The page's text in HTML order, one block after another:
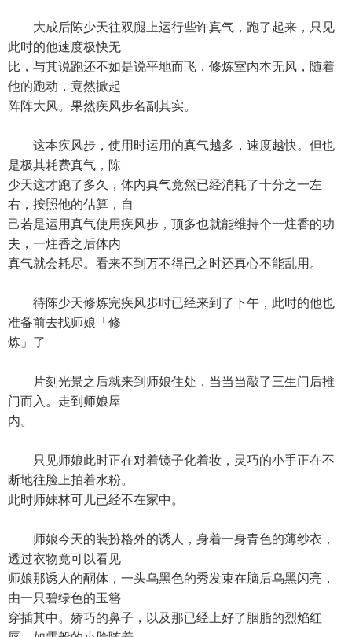
大成后陈少天往双腿上运行些许真气，跑了起来，只见
此时的他速度极快无
比，与其说跑还不如是说平地而飞，修炼室内本无风，随着
他的跑动，竟然掀起
阵阵大风。果然疾风步名副其实。
这本疾风步，使用时运用的真气越多，速度越快。但也
是极其耗费真气，陈
少天这才跑了多久，体内真气竟然已经消耗了十分之一左
右，按照他的估算，自
己若是运用真气使用疾风步，顶多也就能维持个一炷香的功
夫，一炷香之后体内
真气就会耗尽。看来不到万不得已之时还真心不能乱用。
待陈少天修炼完疾风步时已经来到了下午，此时的他也
准备前去找师娘「修
炼」了
片刻光景之后就来到师娘住处，当当当敲了三生门后推
门而入。走到师娘屋
内。
只见师娘此时正在对着镜子化着妆，灵巧的小手正在不
断地往脸上拍着水粉。
此时师妹林可儿已经不在家中。
师娘今天的装扮格外的诱人，身着一身青色的薄纱衣，
透过衣物竟可以看见
师娘那诱人的酮体，一头乌黑色的秀发束在脑后乌黑闪亮，
由一只碧绿色的玉簪
穿插其中。娇巧的鼻子，以及那已经上好了胭脂的烈焰红